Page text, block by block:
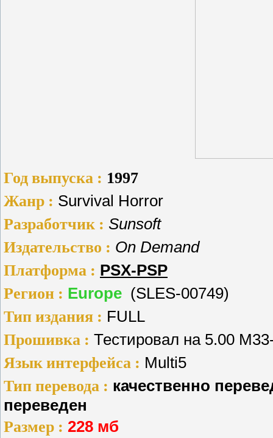
Год выпуска : 1997
Жанр : Survival Horror
Разработчик : Sunsoft
Издательство : On Demand
Платформа : PSX-PSP
Регион : Europe (SLES-00749)
Тип издания : FULL
Прошивка : Тестировал на 5.00
Язык интерфейса : Multi5
Тип перевода : качественно
переведен
Размер : 228 мб